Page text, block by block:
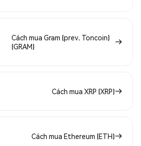
Cách mua Gram (prev. Toncoin)
(GRAM)
Cách mua XRP (XRP)
Cách mua Ethereum (ETH)